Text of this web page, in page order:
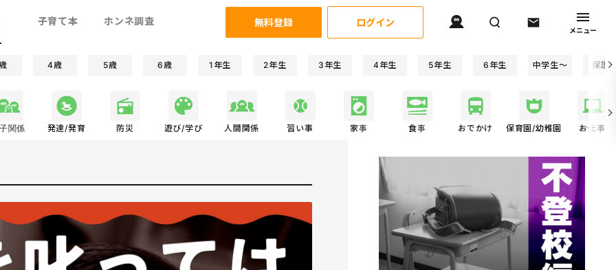
子育て本 ホンネ調査 無料登録 ログイン
メニュー
4歳 5歳 6歳 1年生 2年生 3年生 4年生 5年生 6年生 中学生〜 保護
関係 発達/発育 防災 遊び/学び 人間関係 習い事 家事 食事 おでかけ 保育園/幼稚園 お仕事